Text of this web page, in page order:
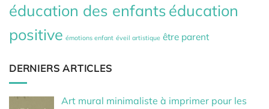
éducation des enfantséducation
positive émotions enfant éveil artistique être parent
DERNIERS ARTICLES
Art mural minimaliste à imprimer pour les